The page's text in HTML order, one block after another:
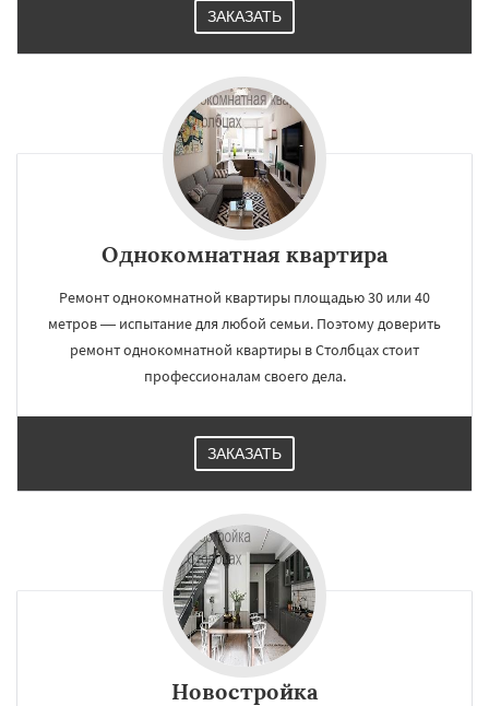
ЗАКАЗАТЬ
Однокомнатная квартира
Ремонт однокомнатной квартиры площадью 30 или 40
метров — испытание для любой семьи. Поэтому доверить
ремонт однокомнатной квартиры в Столбцах стоит
профессионалам своего дела.
ЗАКАЗАТЬ
Новостройка